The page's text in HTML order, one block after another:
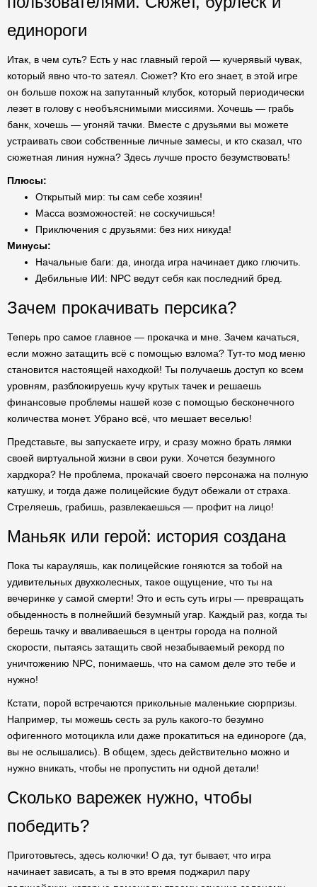
единороги
Итак, в чем суть? Есть у нас главный герой — кучерявый чувак,
который явно что-то затеял. Сюжет? Кто его знает, в этой игре
он больше похож на запутанный клубок, который периодически
лезет в голову с необъяснимыми миссиями. Хочешь — грабь
банк, хочешь — угоняй тачки. Вместе с друзьями вы можете
устраивать свои собственные личные замесы, и кто сказал, что
сюжетная линия нужна? Здесь лучше просто безумствовать!
Плюсы:
Открытый мир: ты сам себе хозяин!
Масса возможностей: не соскучишься!
Приключения с друзьями: без них никуда!
Минусы:
Начальные баги: да, иногда игра начинает дико глючить.
Дебильные ИИ: NPC ведут себя как последний бред.
Зачем прокачивать персика?
Теперь про самое главное — прокачка и мне. Зачем качаться,
если можно затащить всё с помощью взлома? Тут-то мод меню
становится настоящей находкой! Ты получаешь доступ ко всем
уровням, разблокируешь кучу крутых тачек и решаешь
финансовые проблемы нашей козе с помощью бесконечного
количества монет. Убрано всё, что мешает веселью!
Представьте, вы запускаете игру, и сразу можно брать лямки
своей виртуальной жизни в свои руки. Хочется безумного
хардкора? Не проблема, прокачай своего персонажа на полную
катушку, и тогда даже полицейские будут обежали от страха.
Стреляешь, грабишь, развлекаешься — профит на лицо!
Маньяк или герой: история создана
Пока ты карауляшь, как полицейские гоняются за тобой на
удивительных двухколесных, такое ощущение, что ты на
вечеринке у самой смерти! Это и есть суть игры — превращать
обыденность в полнейший безумный угар. Каждый раз, когда ты
берешь тачку и вваливаешься в центры города на полной
скорости, пытаясь затащить свой незабываемый рекорд по
уничтожению NPC, понимаешь, что на самом деле это тебе и
нужно!
Кстати, порой встречаются прикольные маленькие сюрпризы.
Например, ты можешь сесть за руль какого-то безумно
офигенного мотоцикла или даже прокатиться на единороге (да,
вы не ослышались). В общем, здесь действительно можно и
нужно вникать, чтобы не пропустить ни одной детали!
Сколько варежек нужно, чтобы
победить?
Приготовьтесь, здесь колючки! О да, тут бывает, что игра
начинает зависать, а ты в это время поджарил пару